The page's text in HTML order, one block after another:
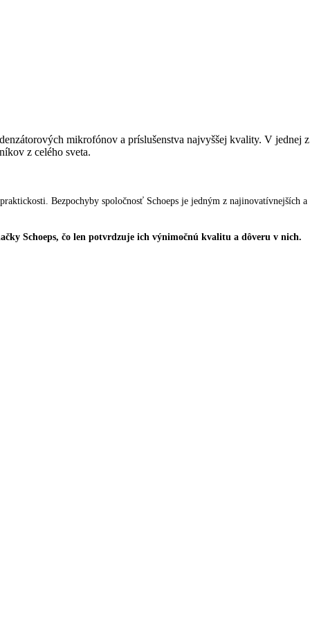
mikrofónov a príslušenstva najvyššej kvality. V jednej z
z celého sveta.
Bezpochyby spoločnosť Schoeps je jedným z najinovatívnejších a
Schoeps, čo len potvrdzuje ich výnimočnú kvalitu a dôveru v nich.